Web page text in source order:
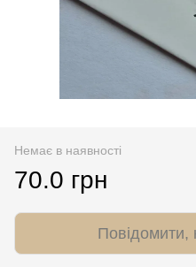
Немає в наявності
70.0 грн
Повідомити,